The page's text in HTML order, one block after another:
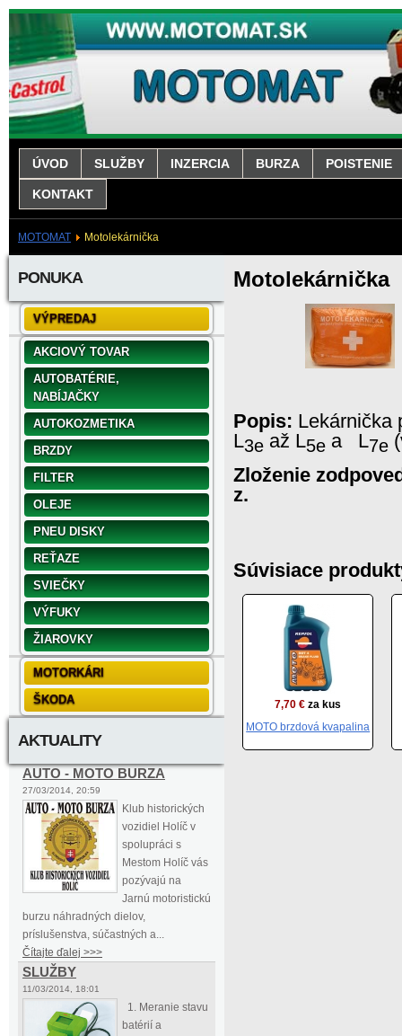
ÚVOD SLUŽBY INZERCIA BURZA POISTENIE
KONTAKT
MOTOMAT Motolekárnička
PONUKA
VÝPREDAJ
AKCIOVÝ TOVAR
AUTOBATÉRIE,
NABÍJAČKY
AUTOKOZMETIKA
BRZDY
FILTER
OLEJE
PNEU DISKY
REŤAZE
SVIEČKY
VÝFUKY
ŽIAROVKY
MOTORKÁRI
ŠKODA
AKTUALITY
AUTO - MOTO BURZA
27/03/2014, 20:59
Klub historických
vozidiel Holíč v
spolupráci s
Mestom Holíč vás
pozývajú na
Jarnú motoristickú
burzu náhradných dielov,
príslušenstva, súčastných a...
Čítajte ďalej >>>
SLUŽBY
11/03/2014, 18:01
1. Meranie stavu
batérií a
Motolekárnička
Popis: Lekárnička
L3e až L5e a L7e
Zloženie
z.
Súvisiace
7,70 € za kus
MOTO brzdová kvapalina